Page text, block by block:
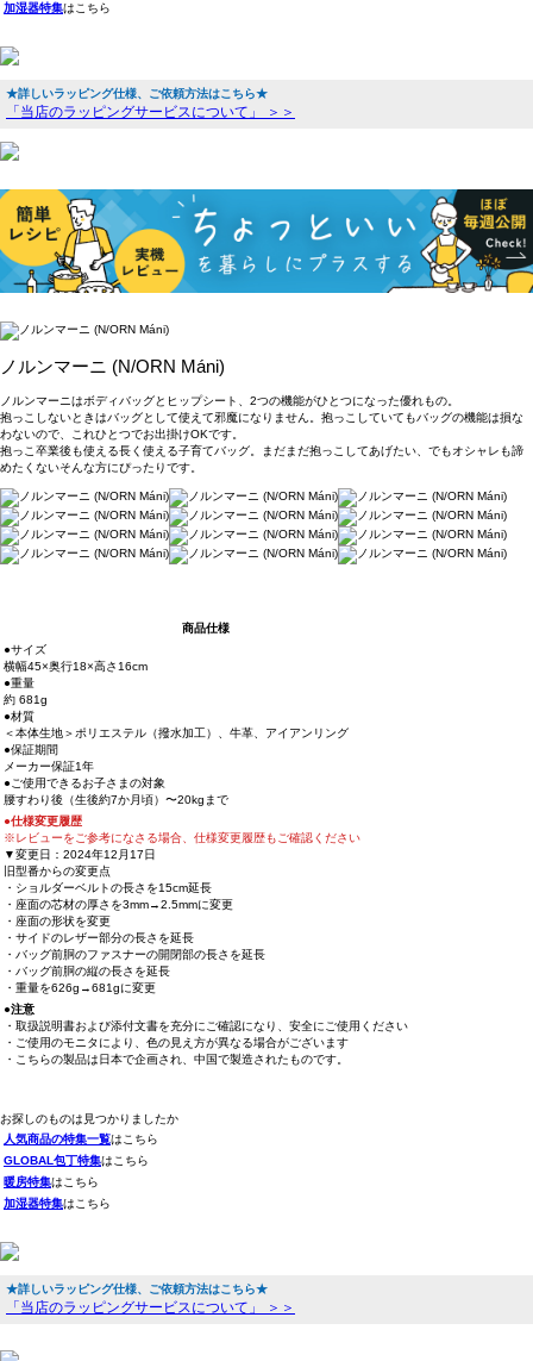
加湿器特集はこちら
★詳しいラッピング仕様、ご依頼方法はこちら★
「当店のラッピングサービスについて」 ＞＞
ノルンマーニ (N/ORN Máni)
ノルンマーニはボディバッグとヒップシート、2つの機能がひとつになった優れもの。
抱っこしないときはバッグとして使えて邪魔になりません。抱っこしていてもバッグの機能は損な
わないので、これひとつでお出掛けOKです。
抱っこ卒業後も使える長く使える子育てバッグ。まだまだ抱っこしてあげたい、でもオシャレも諦
めたくないそんな方にぴったりです。
商品仕様
●サイズ
横幅45×奥行18×高さ16cm
●重量
約 681g
●材質
＜本体生地＞ポリエステル（撥水加工）、牛革、アイアンリング
●保証期間
メーカー保証1年
●ご使用できるお子さまの対象
腰すわり後（生後約7か月頃）〜20kgまで
●仕様変更履歴
※レビューをご参考になさる場合、仕様変更履歴もご確認ください
▼変更日：2024年12月17日
旧型番からの変更点
・ショルダーベルトの長さを15cm延長
・座面の芯材の厚さを3mm→2.5mmに変更
・座面の形状を変更
・サイドのレザー部分の長さを延長
・バッグ前胴のファスナーの開閉部の長さを延長
・バッグ前胴の縦の長さを延長
・重量を626g→681gに変更
●注意
・取扱説明書および添付文書を充分にご確認になり、安全にご使用ください
・ご使用のモニタにより、色の見え方が異なる場合がございます
・こちらの製品は日本で企画され、中国で製造されたものです。
お探しのものは見つかりましたか
人気商品の特集一覧はこちら
GLOBAL包丁特集はこちら
暖房特集はこちら
加湿器特集はこちら
★詳しいラッピング仕様、ご依頼方法はこちら★
「当店のラッピングサービスについて」 ＞＞